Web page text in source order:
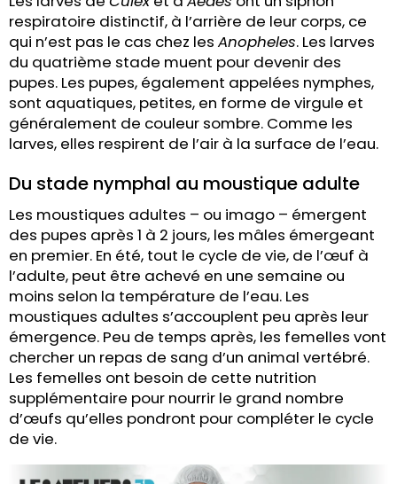
respiratoire distinctif, à l’arrière de leur corps, ce
qui n’est pas le cas chez les Anopheles. Les larves
du quatrième stade muent pour devenir des
pupes. Les pupes, également appelées nymphes,
sont aquatiques, petites, en forme de virgule et
généralement de couleur sombre. Comme les
larves, elles respirent de l’air à la surface de l’eau.
Du stade nymphal au moustique adulte
Les moustiques adultes – ou imago – émergent
des pupes après 1 à 2 jours, les mâles émergeant
en premier. En été, tout le cycle de vie, de l’œuf à
l’adulte, peut être achevé en une semaine ou
moins selon la température de l’eau. Les
moustiques adultes s’accouplent peu après leur
émergence. Peu de temps après, les femelles vont
chercher un repas de sang d’un animal vertébré.
Les femelles ont besoin de cette nutrition
supplémentaire pour nourrir le grand nombre
d’œufs qu’elles pondront pour compléter le cycle
de vie.